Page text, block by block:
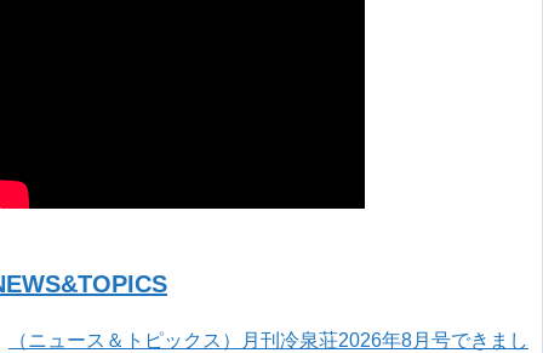
（ニュース＆トピックス）月刊冷泉荘2026年8月号できまし